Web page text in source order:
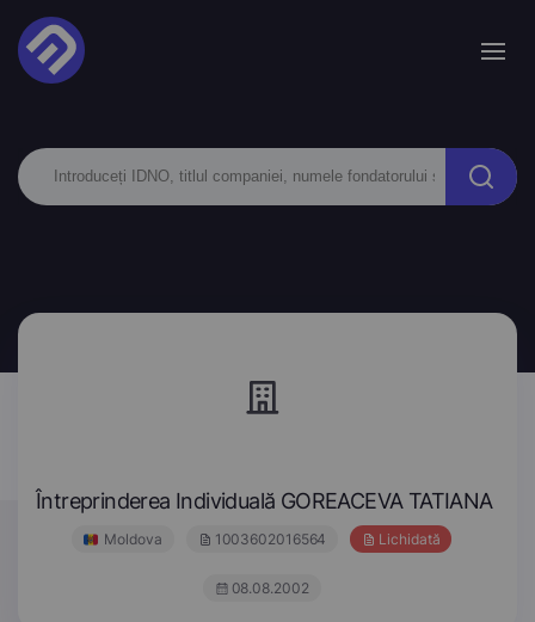
Întreprinderea Individuală GOREACEVA TATIANA
Moldova 1003602016564 Lichidată
08.08.2002